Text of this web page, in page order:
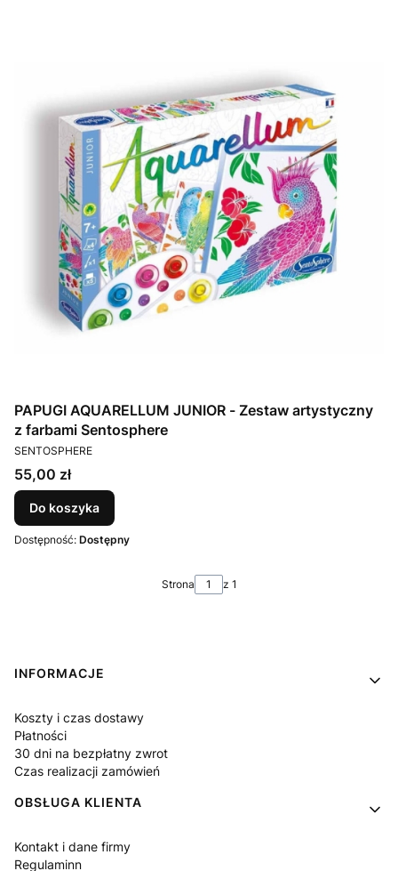
PAPUGI AQUARELLUM JUNIOR - Zestaw artystyczny
z farbami Sentosphere
PRODUCENT
SENTOSPHERE
Cena
55,00 zł
Do koszyka
Dostępność: Dostępny
Strona z 1
Linki w stopce
INFORMACJE
Koszty i czas dostawy
Płatności
30 dni na bezpłatny zwrot
Czas realizacji zamówień
OBSŁUGA KLIENTA
Kontakt i dane firmy
Regulaminn